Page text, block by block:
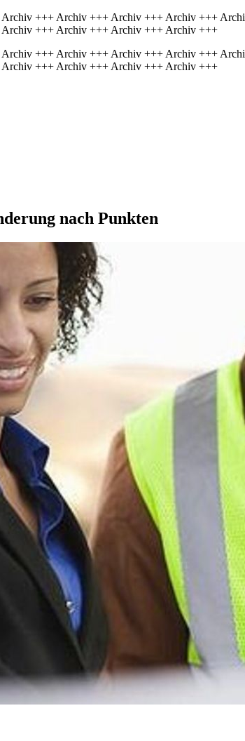
+++ Archiv +++ Archiv +++ Archiv +++
+++ Archiv +++ Archiv +++ Archiv +++
+++ Archiv +++ Archiv +++ Archiv +++
+++ Archiv +++ Archiv +++ Archiv +++
nach Punkten